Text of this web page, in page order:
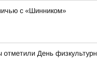
с «Шинником»
День